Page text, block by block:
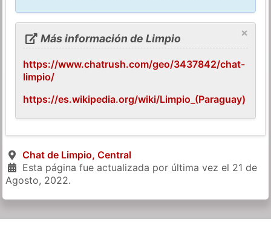
×
Más información de Limpio
https://www.chatrush.com/geo/3437842/chat-
limpio/
https://es.wikipedia.org/wiki/Limpio_(Paraguay)
Chat de Limpio, Central
Esta página fue actualizada por última vez el 21 de
Agosto, 2022.